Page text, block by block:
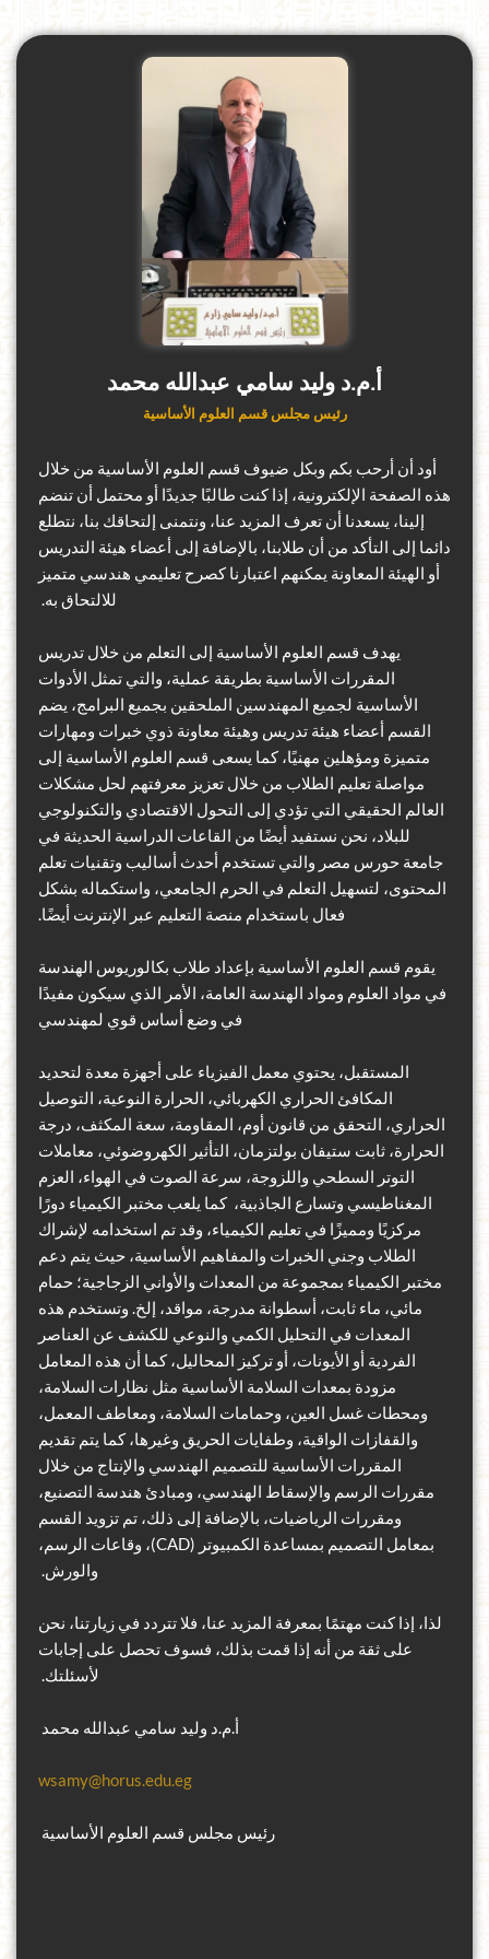
أ.م.د وليد سامي عبدالله محمد
رئيس مجلس قسم العلوم الأساسية
أود أن أرحب بكم وبكل ضيوف قسم العلوم الأساسية من خلال
هذه الصفحة الإلكترونية، إذا كنت طالبًا جديدًا أو محتمل أن تنضم
إلينا، يسعدنا أن تعرف المزيد عنا، ونتمنى إلتحاقك بنا، نتطلع
دائما إلى التأكد من أن طلابنا، بالإضافة إلى أعضاء هيئة التدريس
أو الهيئة المعاونة يمكنهم اعتبارنا كصرح تعليمي هندسي متميز
للالتحاق به.
يهدف قسم العلوم الأساسية إلى التعلم من خلال تدريس
المقررات الأساسية بطريقة عملية، والتي تمثل الأدوات
الأساسية لجميع المهندسين الملحقين بجميع البرامج، يضم
القسم أعضاء هيئة تدريس وهيئة معاونة ذوي خبرات ومهارات
متميزة ومؤهلين مهنيًا،كما يسعى قسم العلوم الأساسية إلى
مواصلة تعليم الطلاب من خلال تعزيز معرفتهم لحل مشكلات
العالم الحقيقي التي تؤدي إلى التحول الاقتصادي والتكنولوجي
للبلاد، نحن نستفيد أيضًا من القاعات الدراسية الحديثة في
جامعة حورس مصر والتي تستخدم أحدث أساليب وتقنيات تعلم
المحتوى، لتسهيل التعلم في الحرم الجامعي، واستكماله بشكل
فعال باستخدام منصة التعليم عبر الإنترنت أيضًا.
يقوم قسم العلوم الأساسية بإعداد طلاب بكالوريوس الهندسة
في مواد العلوم ومواد الهندسة العامة، الأمر الذي سيكون مفيدًا
في وضع أساس قوي لمهندسي
المستقبل، يحتوي معمل الفيزياء على أجهزة معدة لتحديد
المكافئ الحراري الكهربائي، الحرارة النوعية، التوصيل
الحراري، التحقق من قانون أوم، المقاومة، سعة المكثف، درجة
الحرارة، ثابت ستيفان بولتزمان، التأثير الكهروضوئي، معاملات
التوتر السطحي واللزوجة، سرعة الصوت في الهواء، العزم
المغناطيسي وتسارع الجاذبية، كما يلعب مختبر الكيمياء دورًا
مركزيًا ومميزًا في تعليم الكيمياء، وقد تم استخدامه لإشراك
الطلاب وجني الخبرات والمفاهيم الأساسية، حيث يتم دعم
مختبر الكيمياء بمجموعة من المعدات والأواني الزجاجية؛ حمام
مائي، ماء ثابت، أسطوانة مدرجة، مواقد، إلخ. وتستخدم هذه
المعدات في التحليل الكمي والنوعي للكشف عن العناصر
الفردية أو الأيونات، أو تركيز المحاليل،كما أن هذه المعامل
مزودة بمعدات السلامة الأساسية مثل نظارات السلامة،
ومحطات غسل العين، وحمامات السلامة، ومعاطف المعمل،
والقفازات الواقية، وطفايات الحريق وغيرها، كما يتم تقديم
المقررات الأساسية للتصميم الهندسي والإنتاج من خلال
مقررات الرسم والإسقاط الهندسي، ومبادئ هندسة التصنيع،
ومقررات الرياضيات، بالإضافة إلى ذلك، تم تزويد القسم
بمعامل التصميم بمساعدة الكمبيوتر (CAD
)، وقاعات الرسم،
والورش.
لذا، إذا كنت مهتمًا بمعرفة المزيد عنا، فلا تتردد في زيارتنا، نحن
على ثقة من أنه إذا قمت بذلك، فسوف تحصل على إجابات
لأسئلتك.
أ.م.د وليد سامي عبدالله محمد
wsamy@horus.edu.eg
رئيس مجلس قسم العلوم الأساسية